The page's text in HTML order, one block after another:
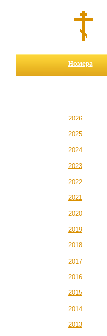
Номера
2026
2025
2024
2023
2022
2021
2020
2019
2018
2017
2016
2015
2014
2013